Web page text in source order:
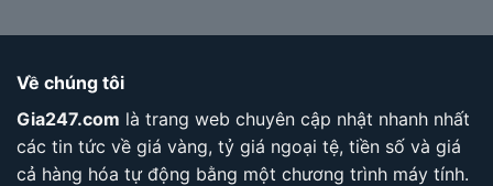
Về chúng tôi
Gia247.com là trang web chuyên cập nhật nhanh nhất
các tin tức về giá vàng, tỷ giá ngoại tệ, tiền số và giá
cả hàng hóa tự động bằng một chương trình máy tính.